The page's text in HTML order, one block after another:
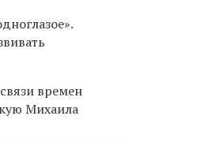
времен
Михаила